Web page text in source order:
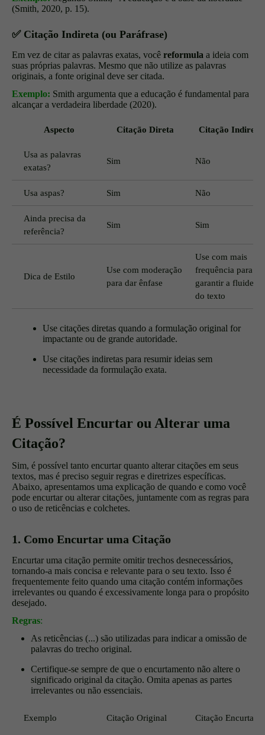
(Smith, 2020, p. 15).
✅ Citação Indireta (ou Paráfrase)
Em vez de citar as palavras exatas, você reformula a ideia com
suas próprias palavras. Mesmo que não utilize as palavras
originais, a fonte original deve ser citada.
Exemplo: Smith argumenta que a educação é fundamental para
alcançar a verdadeira liberdade (2020).
Aspecto Citação Direta Citação Indireta
Usa as palavras
exatas?
Sim Não
Usa aspas? Sim Não
Ainda precisa da
referência?
Sim Sim
Dica de Estilo
Use com moderação
para dar ênfase
Use com mais
frequência para
garantir a fluidez
do texto
Use citações diretas quando a formulação original for
impactante ou de grande autoridade.
Use citações indiretas para resumir ideias sem
necessidade da formulação exata.
É Possível Encurtar ou Alterar uma
Citação?
Sim, é possível tanto encurtar quanto alterar citações em seus
textos, mas é preciso seguir regras e diretrizes específicas.
Abaixo, apresentamos uma explicação de quando e como você
pode encurtar ou alterar citações, juntamente com as regras para
o uso de reticências e colchetes.
1. Como Encurtar uma Citação
Encurtar uma citação permite omitir trechos desnecessários,
tornando-a mais concisa e relevante para o seu texto. Isso é
frequentemente feito quando uma citação contém informações
irrelevantes ou quando é excessivamente longa para o propósito
desejado.
Regras:
As reticências (...) são utilizadas para indicar a omissão de
palavras do trecho original.
Certifique-se sempre de que o encurtamento não altere o
significado original da citação. Omita apenas as partes
irrelevantes ou não essenciais.
Exemplo Citação Original Citação Encurtada